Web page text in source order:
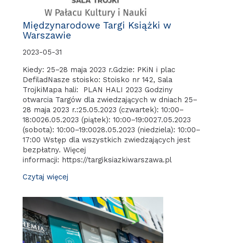
Międzynarodowe Targi Książki w
Warszawie
2023-05-31
Kiedy: 25–28 maja 2023 r.Gdzie: PKiN i plac
DefiladNasze stoisko: Stoisko nr 142, Sala
TrojkiMapa hali: PLAN HALI 2023 Godziny
otwarcia Targów dla zwiedzających w dniach 25–
28 maja 2023 r.:25.05.2023 (czwartek): 10:00–
18:0026.05.2023 (piątek): 10:00–19:0027.05.2023
(sobota): 10:00–19:0028.05.2023 (niedziela): 10:00–
17:00 Wstęp dla wszystkich zwiedzających jest
bezpłatny. Więcej
informacji: https://targiksiazkiwarszawa.pl
Czytaj więcej